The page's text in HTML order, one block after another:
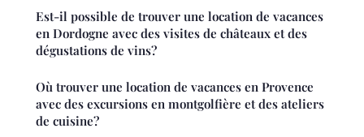
Est-il possible de trouver une location de vacances
en Dordogne avec des visites de châteaux et des
dégustations de vins?
Où trouver une location de vacances en Provence
avec des excursions en montgolfière et des ateliers
de cuisine?